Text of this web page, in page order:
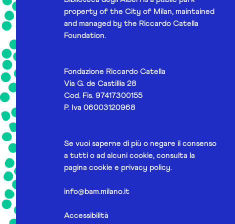
property of the City of Milan, maintained
and managed by the Riccardo Catella
Foundation.
Fondazione Riccardo Catella
Via G. de Castillia 28
Cod. Fis. 97417300155
P. Iva 06003120968
Se vuoi saperne di più o negare il consenso
a tutti o ad alcuni cookie, consulta la
pagina cookie e privacy policy.
info@bam.milano.it
Accessibilità